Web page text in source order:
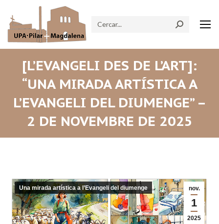
Search:
[L’EVANGELI DES DE L’ART]:
“UNA MIRADA ARTÍSTICA A
L’EVANGELI DEL DIUMENGE” –
2 DE NOVEMBRE DE 2025
nov.
1
2025
Una mirada artística a l’Evangeli del diumenge